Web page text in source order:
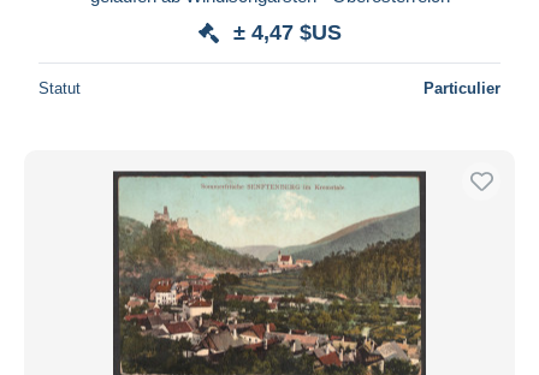
± 4,47 $US
Statut Particulier